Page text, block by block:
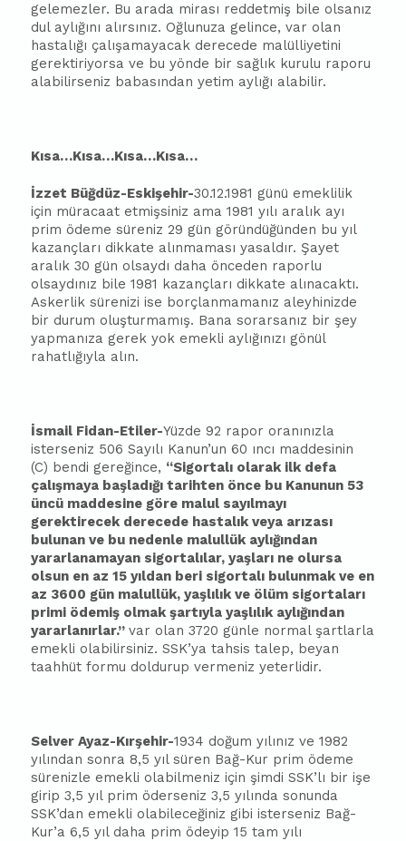
gelemezler. Bu arada mirası reddetmiş bile olsanız
dul aylığını alırsınız. Oğlunuza gelince, var olan
hastalığı çalışamayacak derecede malülliyetini
gerektiriyorsa ve bu yönde bir sağlık kurulu raporu
alabilirseniz babasından yetim aylığı alabilir.
Kısa…Kısa…Kısa…Kısa…
İzzet Büğdüz-Eskişehir-30.12.1981 günü emeklilik
için müracaat etmişsiniz ama 1981 yılı aralık ayı
prim ödeme süreniz 29 gün göründüğünden bu yıl
kazançları dikkate alınmaması yasaldır. Şayet
aralık 30 gün olsaydı daha önceden raporlu
olsaydınız bile 1981 kazançları dikkate alınacaktı.
Askerlik sürenizi ise borçlanmamanız aleyhinizde
bir durum oluşturmamış. Bana sorarsanız bir şey
yapmanıza gerek yok emekli aylığınızı gönül
rahatlığıyla alın.
İsmail Fidan-Etiler-Yüzde 92 rapor oranınızla
isterseniz 506 Sayılı Kanun’un 60 ıncı maddesinin
(C) bendi gereğince, “Sigortalı olarak ilk defa
çalışmaya başladığı tarihten önce bu Kanunun 53
üncü maddesine göre malul sayılmayı
gerektirecek derecede hastalık veya arızası
bulunan ve bu nedenle malullük aylığından
yararlanamayan sigortalılar, yaşları ne olursa
olsun en az 15 yıldan beri sigortalı bulunmak ve en
az 3600 gün malullük, yaşlılık ve ölüm sigortaları
primi ödemiş olmak şartıyla yaşlılık aylığından
yararlanırlar.”var olan 3720 günle normal şartlarla
emekli olabilirsiniz. SSK’ya tahsis talep, beyan
taahhüt formu doldurup vermeniz yeterlidir.
Selver Ayaz-Kırşehir-1934 doğum yılınız ve 1982
yılından sonra 8,5 yıl süren Bağ-Kur prim ödeme
sürenizle emekli olabilmeniz için şimdi SSK’lı bir işe
girip 3,5 yıl prim öderseniz 3,5 yılında sonunda
SSK’dan emekli olabileceğiniz gibi isterseniz Bağ-
Kur’a 6,5 yıl daha prim ödeyip 15 tam yılı